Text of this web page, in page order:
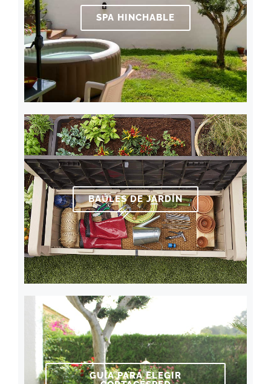
SPA HINCHABLE
BAÚLES DE JARDÍN
GUÍA PARA ELEGIR